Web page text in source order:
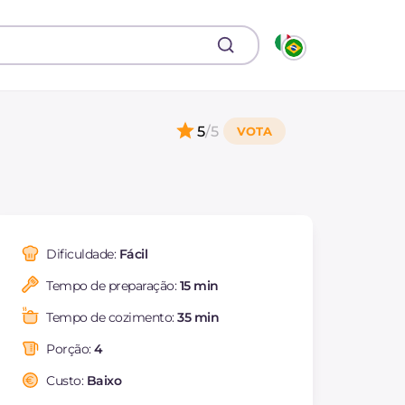
5/5
Dificuldade: Fácil
Tempo de preparação:15 min
Tempo de cozimento:35 min
Porção:4
Custo: Baixo